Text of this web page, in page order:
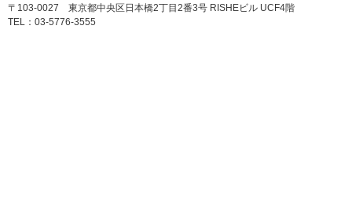
〒103-0027 東京都中央区日本橋2丁目2番3号 RISHEビル UCF4階
TEL：03-5776-3555